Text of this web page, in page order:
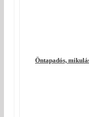
Öntapadós,